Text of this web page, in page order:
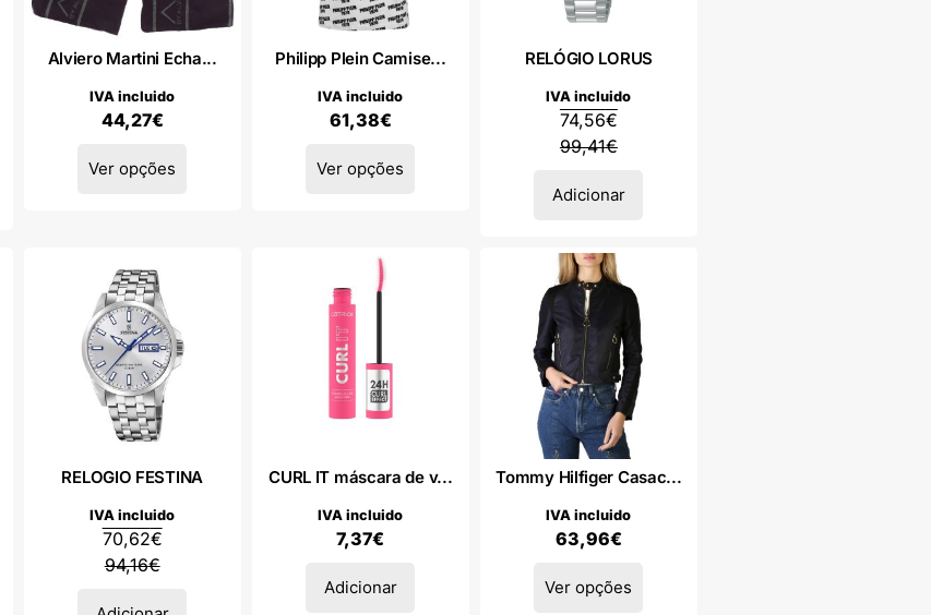
Alviero Martini Echa...
44,27€
IVA incluido
Ver opções
Philipp Plein Camise...
61,38€
IVA incluido
Ver opções
RELÓGIO LORUS
99,41€
74,56€
IVA incluido
Adicionar
RELOGIO FESTINA
94,16€
70,62€
IVA incluido
CURL IT máscara de v...
7,37€
IVA incluido
Adicionar
Tommy Hilfiger Casac...
63,96€
IVA incluido
Ver opções